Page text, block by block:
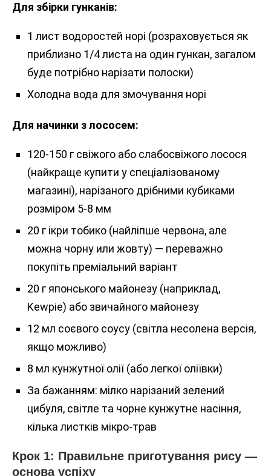
Для збірки гунканів:
1 лист водоростей норі (розраховується як
приблизно 1/4 листа на один гункан, загалом
буде потрібно нарізати полоски)
Холодна вода для змочування норі
Для начинки з лососем:
120-150 г свіжого або слабосвіжого лосося
(найкраще купити у спеціалізованому
магазині), нарізаного дрібними кубиками
розміром 5-8 мм
20 г ікри тобико (найліпше червона, але
можна чорну или жовту) — переважно
покупіть преміальний варіант
20 г японського майонезу (наприклад,
Kewpie) або звичайного майонезу
12 мл соєвого соусу (світла несолена версія,
якщо можливо)
8 мл кунжутної олії (або легкої оліївки)
За бажанням: мілко нарізаний зелений
цибуля, світле та чорне кунжутне насіння,
кілька листків мікро-трав
Крок 1: Правильне приготування рису —
основа успіху